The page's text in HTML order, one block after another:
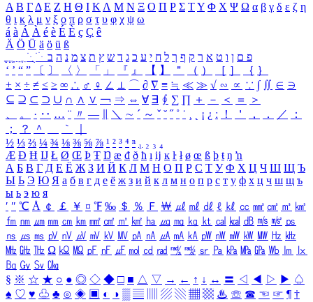
Α Β ΓΔ Ε Ζ Η Θ Ι ΚΛ Μ Ν Ξ Ο Π Ρ Σ ΤΥ Φ Χ Ψ Ω α β γ δ ε ζ η
θ ι κ λ μ ν ξ ο π ρ σ τ υ φ χ ψ ω
á à Á À é è É È ç Ç ê
Ä Ö Ü ä ö ü ß
ִֶֹ ֻּ ׁׂ פ ם ן ו ט א ר ק ף ך ל ח י ע כ ג ד ש ץ ת צ מ נ ה ב
‘ ’ “ ” 〔 〕 〈 〉 「 」 『 』 【 】 ＂ （ ） ［ ］ ｛ ｝
± × ÷ ≠ ≤ ≥ ∞ ∴ ♂ ♀ ∠ ⊥ ⌒ ∂ ∇ ≡ ≒ ≪ ≫ √ ∽ ∝ ∵ ∫ ∬ ∈ ∋
⊆ ⊇ ⊂ ⊃ ∪ ∩ ∧ ∨ ￢ ⇒ ⇔ ∀ ∃ ∮ ∑ ∏ ＋ － ＜ ＝
＞
、
。 · ‥ … ¨ 〃 ― ＼ ∼ ´ ～ ˇ ˘ ˝ ˚ ˙ ¸ ¡ ¿ ː ！ ＇ ， ． ／
：
；
？ ＾ ｀
½ ⅓ ⅔ ¼ ¾ ⅛ ⅜ ⅝ ⅞ ¹ ² ³ ⁴ ⁿ ₁ ₂ ₃ ₄
Æ Ð Ħ Ĳ Ł Ø Œ Þ Ŧ Ŋ æ đ ð ħ ı ĳ ĸ ŀ ł ø œ ß þ ŧ ŋ ŉ
А Б В Г Д Е Ё Ж З И Й К Л М Н О П Р С Т У Ф Х Ц Ч Ш Щ Ъ
Ы Ь Э Ю Я а б в г д е ё ж з и й к л м н о п р с т у ф х ц ч ш щ ъ
ы ь э ю я
′ ″ ℃ Å ￠ ￡ ￥ ¤ ℉ ‰ ＄ ％ Ｆ ￦ ㎕ ㎖ ㎗ ℓ ㎘ ㏄ ㎣ ㎤ ㎥ ㎦
㎙ ㎚ ㎛ ㎜ ㎝ ㎞ ㎟ ㎠ ㎡ ㎢ ㏊ ㎍ ㎎ ㎏ ㏏ ㎈ ㎉ ㏈ ㎧ ㎨ ㎰
㎱ ㎲ ㎳ ㎴ ㎵ ㎶ ㎷ ㎸ ㎹ ㎀ ㎁ ㎂ ㎃ ㎄ ㎺ ㎻ ㎽ ㎾ ㎿ ㎐ ㎑
㎒ ㎓ ㎔ Ω ㏀ ㏁ ㎊ ㎋ ㎌ ㏖ ㏅ ㎭ ㎮ ㎯ ㏛ ㎩ ㎪ ㎫ ㎬ ㏝ ㏐
㏓
㏃ ㏉ ㏜ ㏆
§ ※ ☆ ★ ○ ● ◎ ◇ ◆ □ ■ △ ▽ → ← ↑ ↓ ↔ 〓 ◁ ◀ ▷ ▶ ♤
♠ ♡ ♥ ♧ ♣ ⊙ ◈ ▣ ◐ ◑ ▒ ▤ ▨ ▧ ▦ ▩ ♨ ☏ ☎ ☜ ☞ ¶ †